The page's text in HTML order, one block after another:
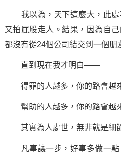
我以為，天下這麼大，此處
又拍屁股走人。結果，因為自
都沒有從24個公司結交到一個朋
直到現在我才明白——
得罪的人越多，你的路會越
幫助的人越多，你的路會越
其實為人處世 ，無非就是細
凡事讓一步，好事多做一點